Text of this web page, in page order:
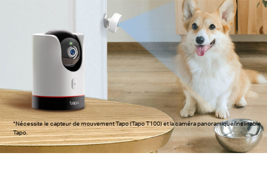
*Nécessite le capteur de mouvement Tapo (Tapo T100) et la caméra panoramique/inclinable
Tapo.